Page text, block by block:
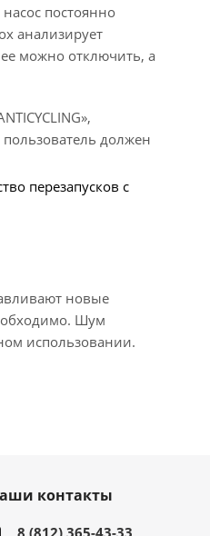
постоянно
анализирует
можно отключить, а
должен
перезапусков с
новые
Шум
использовании.
контакты
8 (812) 365-43-33